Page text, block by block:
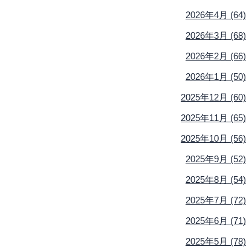
2026年4月 (64)
2026年3月 (68)
2026年2月 (66)
2026年1月 (50)
2025年12月 (60)
2025年11月 (65)
2025年10月 (56)
2025年9月 (52)
2025年8月 (54)
2025年7月 (72)
2025年6月 (71)
2025年5月 (78)